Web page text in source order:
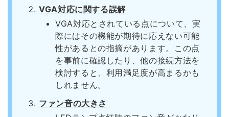
VGA対応に関する誤解
VGA対応とされている点について、実
際にはその機能が期待に応えない可能
性があるとの指摘があります。この点
を事前に確認したり、他の接続方法を
検討すると、利用満足度が高まるかも
しれません。
ファン音の大きさ